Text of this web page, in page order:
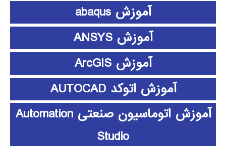
آموزش abaqus
آموزش ANSYS
آموزش ArcGIS
آموزش اتوکد AUTOCAD
آموزش اتوماسیون صنعتی Automation
Studio